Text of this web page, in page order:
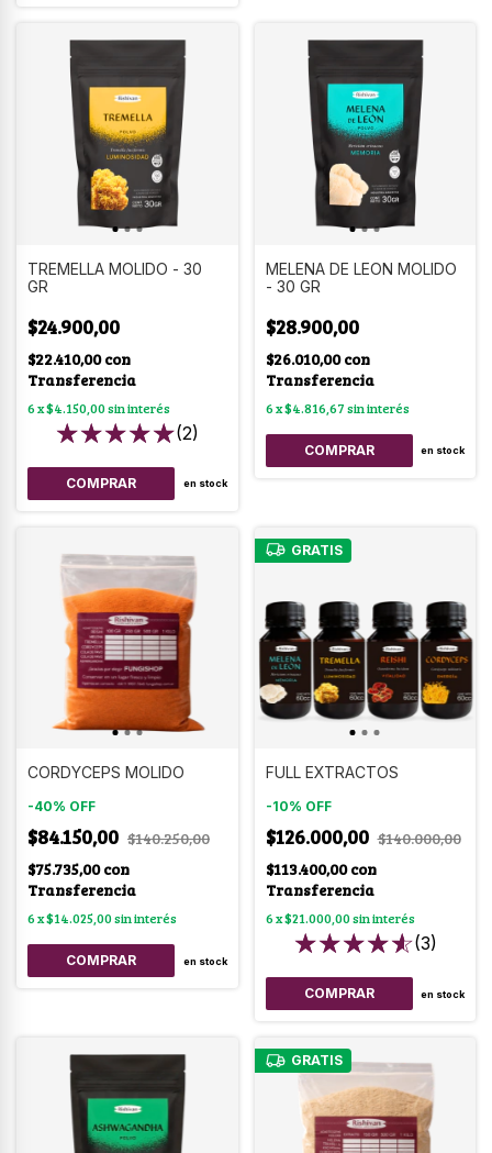
TREMELLA MOLIDO - 30
GR
$24.900,00
$22.410,00con
Transferencia
6x$4.150,00sin interés
(2)
en stock
MELENA DE LEON MOLIDO
- 30 GR
$28.900,00
$26.010,00con
Transferencia
6x$4.816,67sin interés
en stock
CORDYCEPS MOLIDO
-40% OFF
$84.150,00 $140.250,00
$75.735,00con
Transferencia
6x$14.025,00sin interés
COMPRAR en stock
GRATIS
FULL EXTRACTOS
-10% OFF
$126.000,00 $140.000,00
$113.400,00con
Transferencia
6x$21.000,00sin interés
(3)
en stock
GRATIS